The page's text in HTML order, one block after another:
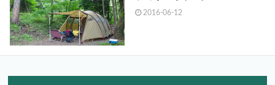
2016-06-12